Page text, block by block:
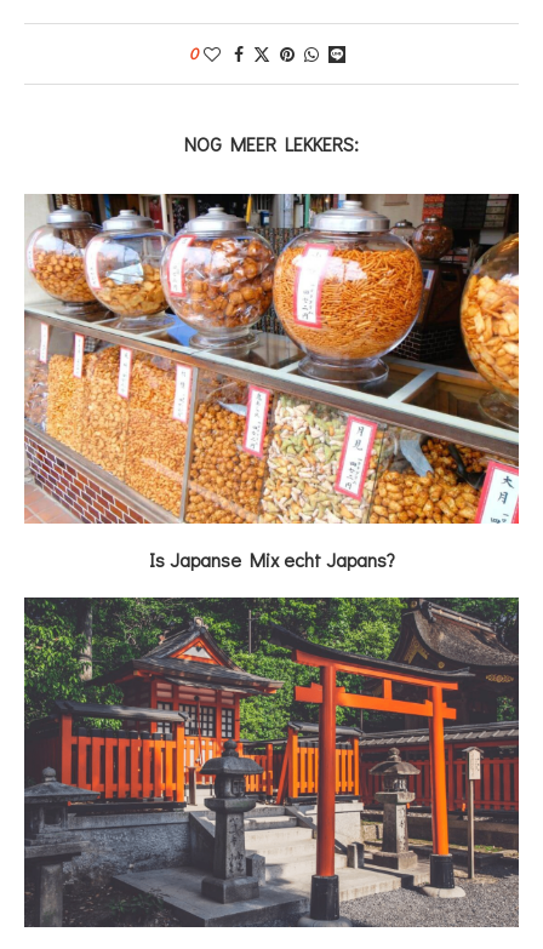
0
NOG MEER LEKKERS:
Is Japanse Mix echt Japans?